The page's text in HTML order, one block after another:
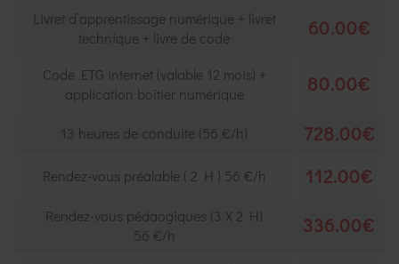
Livret d’apprentissage numérique + livret
technique + livre de code
60.00€
Code ETG internet (valable 12 mois) +
application boîtier numérique
80.00€
13 heures de conduite (56 €/h) 728.00€
Rendez-vous préalable ( 2 H ) 56 €/h 112.00€
Rendez-vous pédaogiques (3 X 2 H)
56 €/h
336.00€